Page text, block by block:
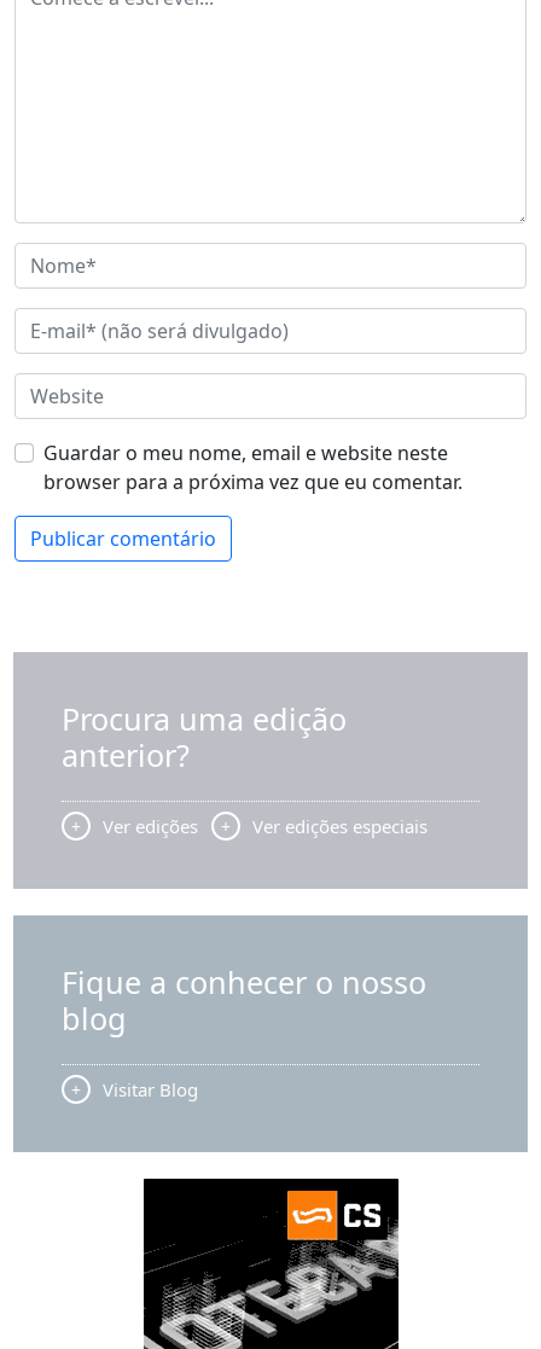
Guardar o meu nome, email e website neste
browser para a próxima vez que eu comentar.
Procura uma edição
anterior?
Ver edições Ver edições especiais
Fique a conhecer o nosso
blog
Visitar Blog